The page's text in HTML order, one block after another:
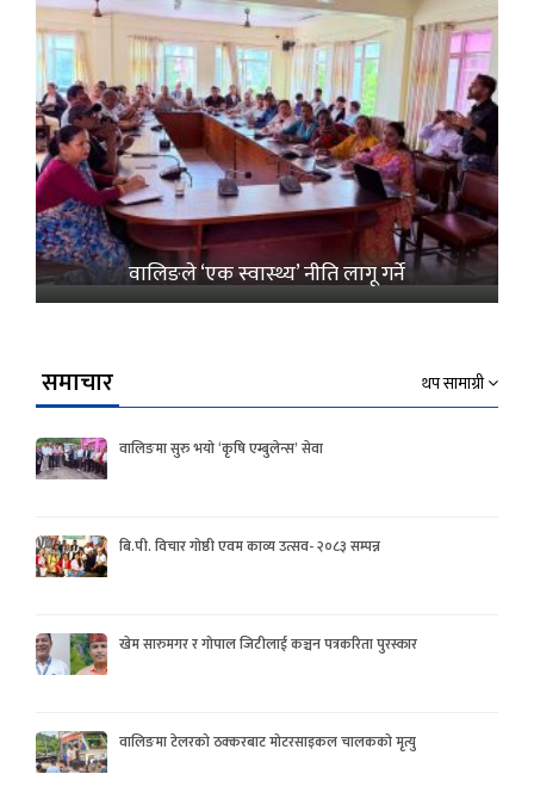
वालिङले ‘एक स्वास्थ्य’ नीति लागू गर्ने
समाचार थप सामाग्री
वालिङमा सुरु भयो ‘कृषि एम्बुलेन्स’ सेवा
बि.पी. विचार गोष्ठी एवम काव्य उत्सव- २०८३ सम्पन्न
खेम सारुमगर र गोपाल जिटीलाई कञ्चन पत्रकरिता पुरस्कार
वालिङमा टेलरको ठक्करबाट मोटरसाइकल चालकको मृत्यु